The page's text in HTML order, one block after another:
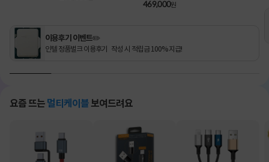
469,000원
이용후기 이벤트✏️
인텔 정품벌크 이용후기 작성 시 적립금 100% 지급!
요즘 뜨는 멀티케이블 보여드려요